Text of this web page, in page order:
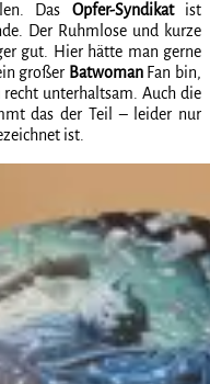
Das Opfer-Syndikatist
Der Ruhmlose und kurze
gut. Hier hätte man gerne
großer BatwomanFan bin,
recht unterhaltsam. Auch die
das der Teil – leider nur
ist.